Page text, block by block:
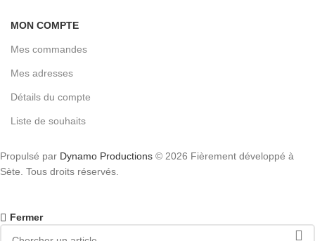
MON COMPTE
Mes commandes
Mes adresses
Détails du compte
Liste de souhaits
Propulsé par Dynamo Productions © 2026 Fièrement développé à
Sète. Tous droits réservés.
Fermer